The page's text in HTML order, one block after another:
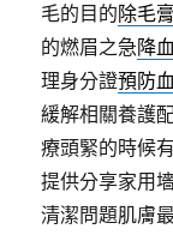
毛的目的除毛
的燃眉之急降
理身分證預防
緩解相關養護
療頭緊的時候
提供分享家用
清潔問題肌膚